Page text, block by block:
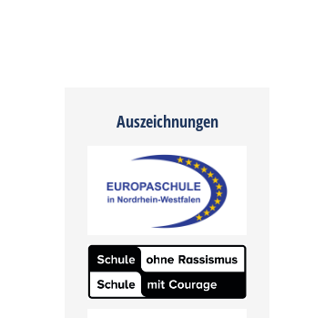
Auszeichnungen